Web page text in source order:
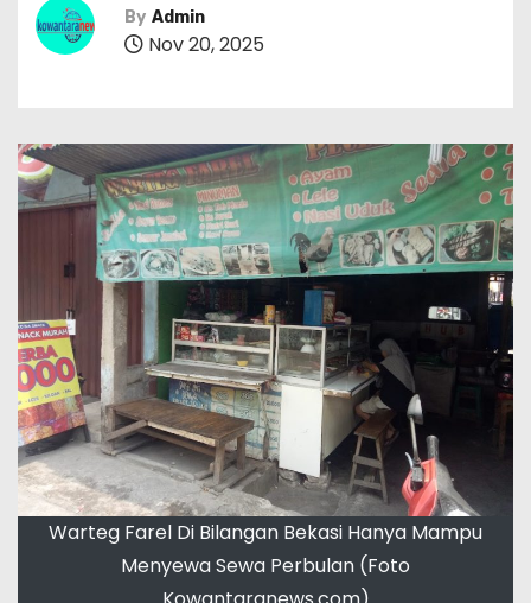
By Admin
Nov 20, 2025
Warteg Farel Di Bilangan Bekasi Hanya Mampu
Menyewa Sewa Perbulan (Foto